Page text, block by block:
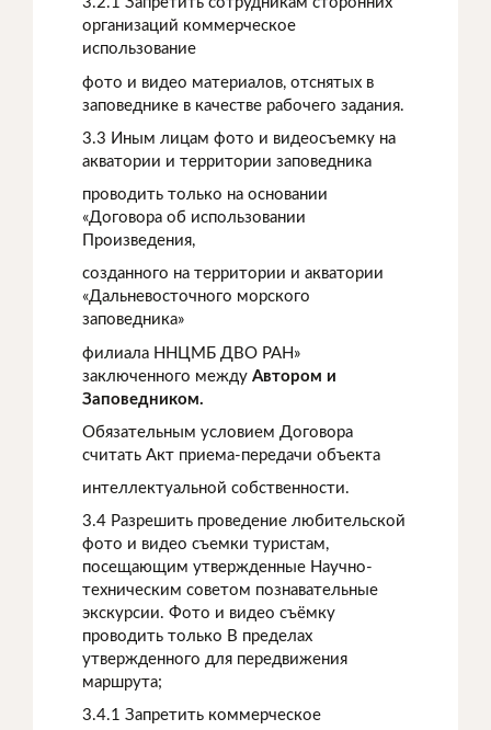
организаций коммерческое
использование
фото и видео материалов, отснятых в
заповеднике в качестве рабочего задания.
3.3 Иным лицам фото и видеосъемку на
акватории и территории заповедника
проводить только на основании
«Договора об использовании
Произведения,
созданного на территории и акватории
«Дальневосточного морского
заповедника»
филиала ННЦМБ ДВО РАН»
заключенного между Автором и
Заповедником.
Обязательным условием Договора
считать Акт приема-передачи объекта
интеллектуальной собственности.
3.4 Разрешить проведение любительской
фото и видео съемки туристам,
посещающим утвержденные Научно-
техническим советом познавательные
экскурсии. Фото и видео съёмку
проводить только В пределах
утвержденного для передвижения
маршрута;
3.4.1 Запретить коммерческое